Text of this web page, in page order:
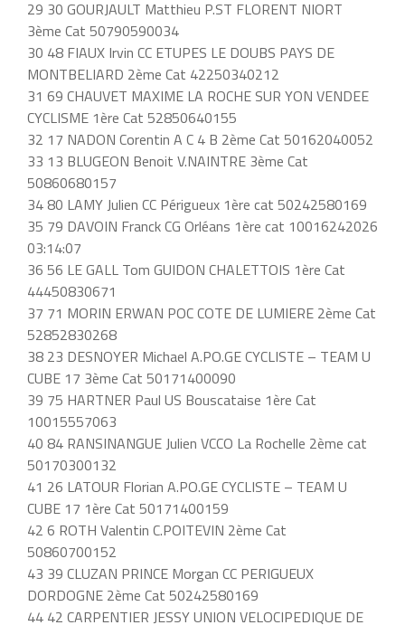
29 30 GOURJAULT Matthieu P.ST FLORENT NIORT
3ème Cat 50790590034
30 48 FIAUX Irvin CC ETUPES LE DOUBS PAYS DE
MONTBELIARD 2ème Cat 42250340212
31 69 CHAUVET MAXIME LA ROCHE SUR YON VENDEE
CYCLISME 1ère Cat 52850640155
32 17 NADON Corentin A C 4 B 2ème Cat 50162040052
33 13 BLUGEON Benoit V.NAINTRE 3ème Cat
50860680157
34 80 LAMY Julien CC Périgueux 1ère cat 50242580169
35 79 DAVOIN Franck CG Orléans 1ère cat 10016242026
03:14:07
36 56 LE GALL Tom GUIDON CHALETTOIS 1ère Cat
44450830671
37 71 MORIN ERWAN POC COTE DE LUMIERE 2ème Cat
52852830268
38 23 DESNOYER Michael A.PO.GE CYCLISTE – TEAM U
CUBE 17 3ème Cat 50171400090
39 75 HARTNER Paul US Bouscataise 1ère Cat
10015557063
40 84 RANSINANGUE Julien VCCO La Rochelle 2ème cat
50170300132
41 26 LATOUR Florian A.PO.GE CYCLISTE – TEAM U
CUBE 17 1ère Cat 50171400159
42 6 ROTH Valentin C.POITEVIN 2ème Cat
50860700152
43 39 CLUZAN PRINCE Morgan CC PERIGUEUX
DORDOGNE 2ème Cat 50242580169
44 42 CARPENTIER JESSY UNION VELOCIPEDIQUE DE